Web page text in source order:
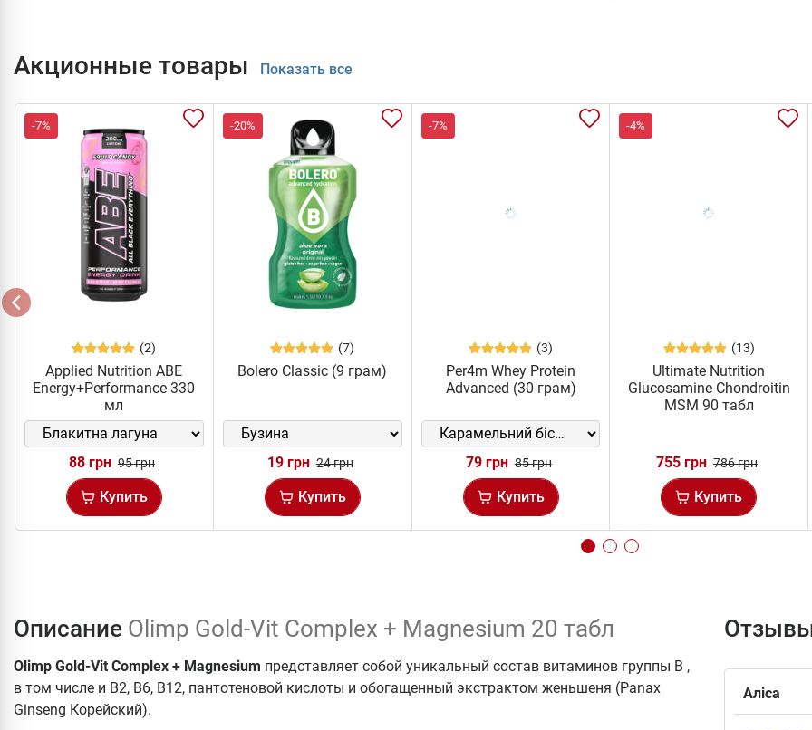
Акционные товары Показать все
-7%
(2)
Applied Nutrition ABE
Energy+Performance 330
мл
88 грн 95 грн
Купить
-20%
(7)
Bolero Classic (9 грам)
19 грн 24 грн
Купить
-7%
(3)
Per4m Whey Protein
Advanced (30 грам)
79 грн 85 грн
Купить
-4%
(13)
Ultimate Nutrition
Glucosamine Chondroitin
MSM 90 табл
755 грн 786 грн
Купить
Описание Olimp Gold-Vit Complex + Magnesium 20 табл
Olimp Gold-Vit Complex + Magnesium представляет собой уникальный состав витаминов группы В ,
в том числе и B2, B6, B12, пантотеновой кислоты и обогащенный экстрактом женьшеня (Panax
Ginseng Корейский).
Аліса